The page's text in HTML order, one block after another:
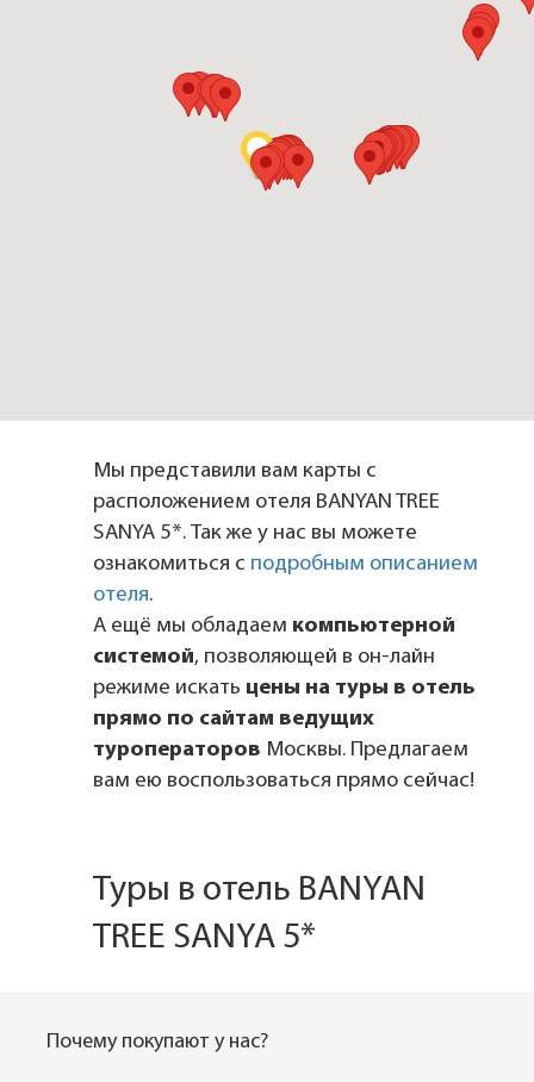
Мы представили вам карты с
расположением отеля BANYAN TREE
SANYA 5*. Так же у нас вы можете
ознакомиться с подробным описанием
отеля.
А ещё мы обладаем компьютерной
системой, позволяющей в он-лайн
режиме искать цены на туры в отель
прямо по сайтам ведущих
туроператоров Москвы. Предлагаем
вам ею воспользоваться прямо сейчас!
Туры в отель BANYAN
TREE SANYA 5*
Почему покупают у нас?